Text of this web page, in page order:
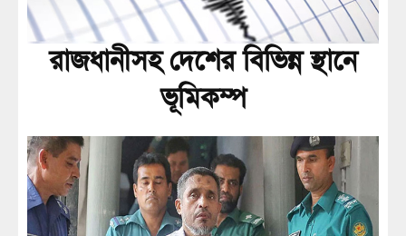
রাজধানীসহ দেশের বিভিন্ন স্থানে
ভূমিকম্প